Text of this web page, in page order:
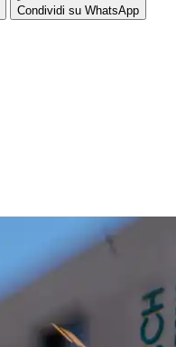
Condividi su WhatsApp